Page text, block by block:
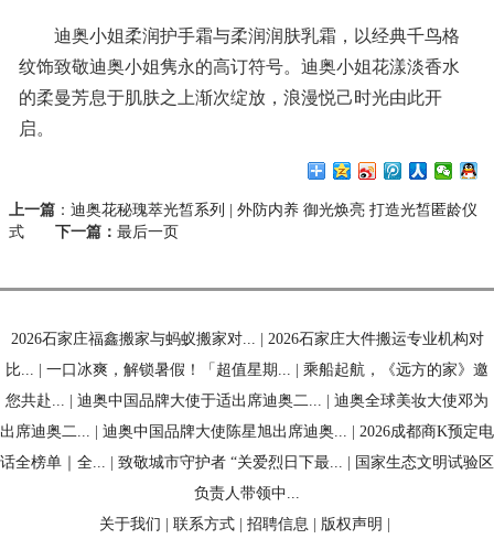
迪奥小姐柔润护手霜与柔润润肤乳霜，以经典千鸟格
纹饰致敬迪奥小姐隽永的高订符号。迪奥小姐花漾淡香水
的柔曼芳息于肌肤之上渐次绽放，浪漫悦己时光由此开
启。
上一篇 ： 迪奥花秘瑰萃光皙系列 | 外防内养 御光焕亮 打造光皙匿龄仪
式
下一篇： 最后一页
2026石家庄福鑫搬家与蚂蚁搬家对...
2026石家庄大件搬运专业机构对
比...
一口冰爽，解锁暑假！「超值星期...
乘船起航，《远方的家》邀
您共赴...
迪奥中国品牌大使于适出席迪奥二...
迪奥全球美妆大使邓为
出席迪奥二...
迪奥中国品牌大使陈星旭出席迪奥...
2026成都商K预定电
话全榜单｜全...
致敬城市守护者 “关爱烈日下最...
国家生态文明试验区
负责人带领中...
关于我们
联系方式 招聘信息 版权声明